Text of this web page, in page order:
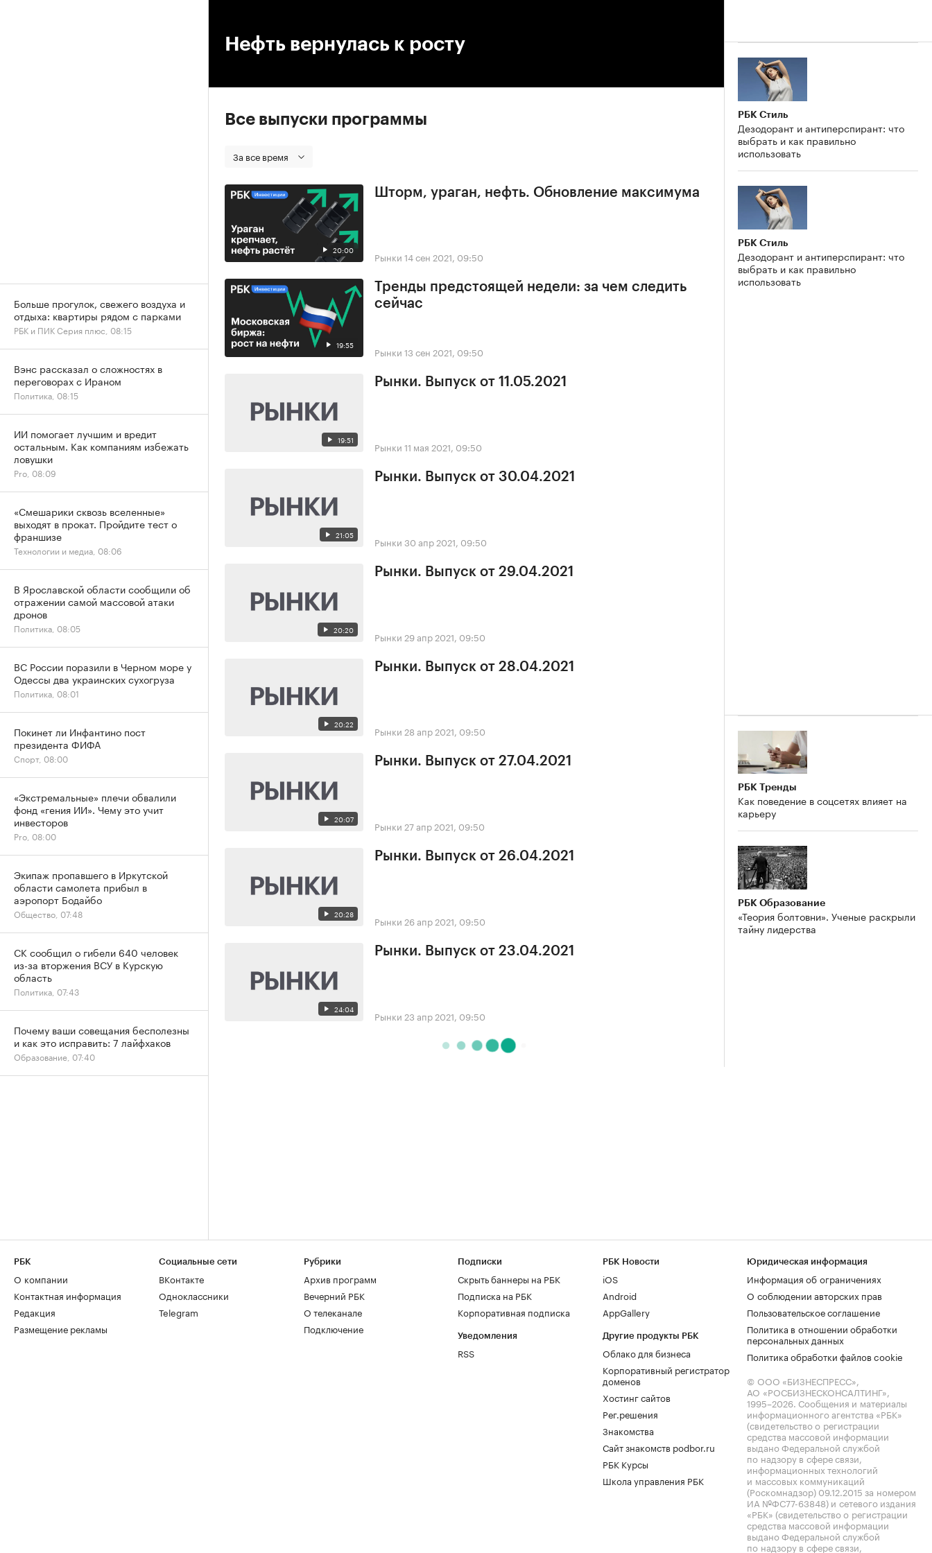
Нефть вернулась к росту
Все выпуски программы
За все время
20:00
Шторм, ураган, нефть. Обновление максимума
Рынки 14 сен 2021, 09:50
19:55
Тренды предстоящей недели: за чем следить
сейчас
Рынки 13 сен 2021, 09:50
19:51
Рынки. Выпуск от 11.05.2021
Рынки 11 мая 2021, 09:50
21:05
Рынки. Выпуск от 30.04.2021
Рынки 30 апр 2021, 09:50
20:20
Рынки. Выпуск от 29.04.2021
Рынки 29 апр 2021, 09:50
20:22
Рынки. Выпуск от 28.04.2021
Рынки 28 апр 2021, 09:50
20:07
Рынки. Выпуск от 27.04.2021
Рынки 27 апр 2021, 09:50
20:28
Рынки. Выпуск от 26.04.2021
Рынки 26 апр 2021, 09:50
24:04
Рынки. Выпуск от 23.04.2021
Рынки 23 апр 2021, 09:50
РБК Стиль
Дезодорант и антиперспирант: что
выбрать и как правильно
использовать
РБК Стиль
Дезодорант и антиперспирант: что
выбрать и как правильно
использовать
РБК Тренды
Как поведение в соцсетях влияет на
карьеру
РБК Образование
«Теория болтовни». Ученые раскрыли
тайну лидерства
Больше прогулок, свежего воздуха и
отдыха: квартиры рядом с парками
РБК и ПИК Серия плюс, 08:15
Вэнс рассказал о сложностях в
переговорах с Ираном
Политика, 08:15
ИИ помогает лучшим и вредит
остальным. Как компаниям избежать
ловушки
Pro, 08:09
«Смешарики сквозь вселенные»
выходят в прокат. Пройдите тест о
франшизе
Технологии и медиа, 08:06
В Ярославской области сообщили об
отражении самой массовой атаки
дронов
Политика, 08:05
ВС России поразили в Черном море у
Одессы два украинских сухогруза
Политика, 08:01
Покинет ли Инфантино пост
президента ФИФА
Спорт, 08:00
«Экстремальные» плечи обвалили
фонд «гения ИИ». Чему это учит
инвесторов
Pro, 08:00
Экипаж пропавшего в Иркутской
области самолета прибыл в
аэропорт Бодайбо
Общество, 07:48
СК сообщил о гибели 640 человек
из-за вторжения ВСУ в Курскую
область
Политика, 07:43
Почему ваши совещания бесполезны
и как это исправить: 7 лайфхаков
Образование, 07:40
РБК
О компании
Контактная информация
Редакция
Размещение рекламы
Социальные сети
ВКонтакте
Одноклассники
Telegram
Рубрики
Архив программ
Вечерний РБК
О телеканале
Подключение
Подписки
Скрыть баннеры на РБК
Подписка на РБК
Корпоративная подписка
Уведомления
RSS
РБК Новости
iOS
Android
AppGallery
Другие продукты РБК
Облако для бизнеса
Корпоративный регистратор
доменов
Хостинг сайтов
Рег.решения
Знакомства
Сайт знакомств podbor.ru
РБК Курсы
Школа управления РБК
Юридическая информация
Информация об ограничениях
О соблюдении авторских прав
Пользовательское соглашение
Политика в отношении обработки
персональных данных
Политика обработки файлов cookie
© ООО «БИЗНЕСПРЕСС»,
АО «РОСБИЗНЕСКОНСАЛТИНГ»,
1995–2026. Сообщения и материалы
информационного агентства «РБК»
(свидетельство о регистрации
средства массовой информации
выдано Федеральной службой
по надзору в сфере связи,
информационных технологий
и массовых коммуникаций
(Роскомнадзор) 09.12.2015 за номером
ИА №ФС77-63848) и сетевого издания
«РБК» (свидетельство о регистрации
средства массовой информации
выдано Федеральной службой
по надзору в сфере связи,